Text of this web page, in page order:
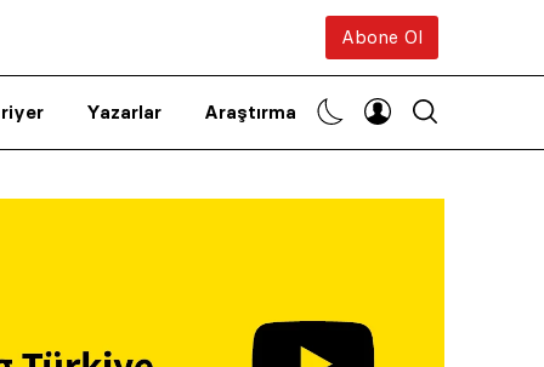
Abone Ol
Yazarlar Araştırma